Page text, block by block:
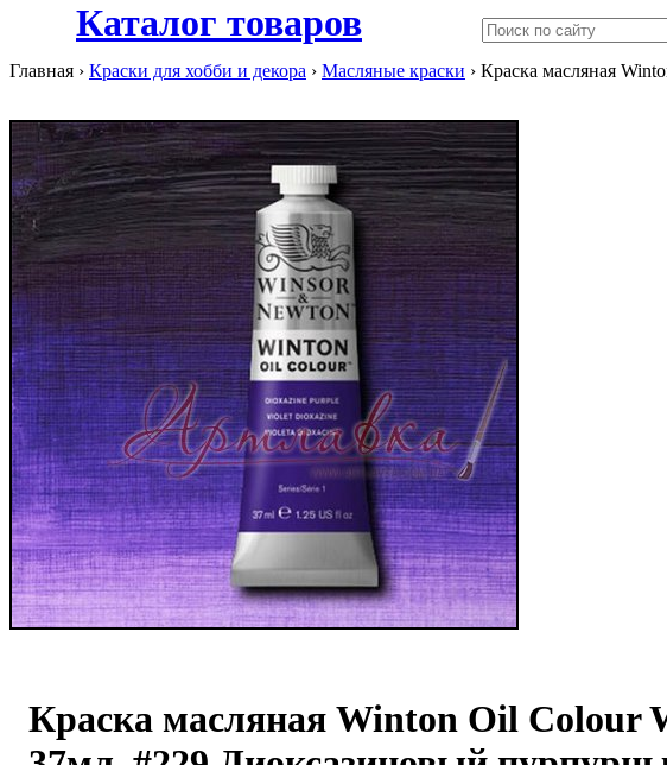
Каталог товаров
Главная › Краски для хобби и декора › Масляные краски › Краска масляная
Краска масляная Winton Oil Colour